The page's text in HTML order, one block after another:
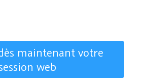
maintenant votre
web